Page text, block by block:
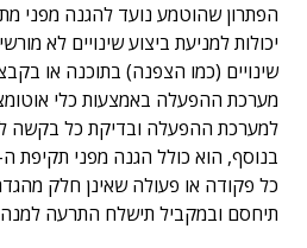
הפתרון שהוטמע נועד להגנה מפני
יכולות למניעת ביצוע שינויים לא
שינויים (כמו הצפנה) בתוכנה או
מערכת ההפעלה באמצעות כלי
למערכת ההפעלה ובדיקת כל בקשה
תיחסם ובמקביל תישלח התרעה